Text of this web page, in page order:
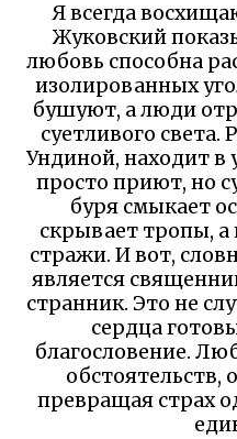
Я всегда
Жуковский
любовь способна
изолированных
бушуют, а люди
суетливого
Ундиной, находит в
просто приют, но
буря смыкает
скрывает тропы, а
стражи. И вот,
является
странник. Это не
сердца
благословение.
обстоятельств,
превращая страх